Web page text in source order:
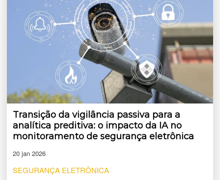
Transição da vigilância passiva para a
analítica preditiva: o impacto da IA no
monitoramento de segurança eletrônica
20 jan 2026
SEGURANÇA ELETRÔNICA